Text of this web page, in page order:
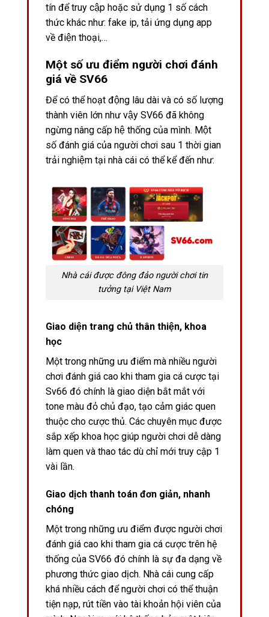
tín để truy cập hoặc sử dụng 1 số cách
thức khác như: fake ip, tải ứng dụng app
về điện thoại,…
Một số ưu điểm người chơi đánh
giá về SV66
Để có thể hoạt động lâu dài và có số lượng
thành viên lớn như vậy SV66 đã không
ngừng nâng cấp hệ thống của mình. Một
số đánh giá của người chơi sau 1 thời gian
trải nghiệm tại nhà cái có thể kể đến như:
Nhà cái được đông đảo người chơi tin
tưởng tại Việt Nam
Giao diện trang chủ thân thiện, khoa
học
Một trong những ưu điểm mà nhiều người
chơi đánh giá cao khi tham gia cá cược tại
Sv66 đó chính là giao diện bắt mắt với
tone màu đỏ chủ đạo, tạo cảm giác quen
thuộc cho cược thủ. Các chuyên mục được
sắp xếp khoa học giúp người chơi dễ dàng
làm quen và thao tác dù chỉ mới truy cập 1
vài lần.
Giao dịch thanh toán đơn giản, nhanh
chóng
Một trong những ưu điểm được người chơi
đánh giá cao khi tham gia cá cược trên hệ
thống của SV66 đó chính là sự đa dạng về
phương thức giao dịch. Nhà cái cung cấp
khá nhiều cách để người chơi có thể thuận
tiện nạp, rút tiền vào tài khoản hội viên của